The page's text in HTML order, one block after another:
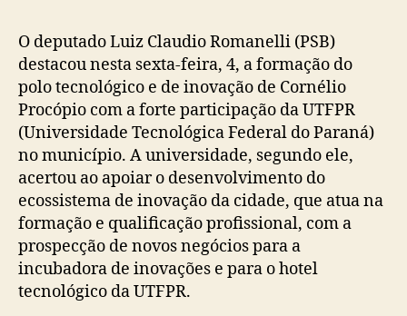
O deputado Luiz Claudio Romanelli (PSB)
destacou nesta sexta-feira, 4, a formação do
polo tecnológico e de inovação de Cornélio
Procópio com a forte participação da UTFPR
(Universidade Tecnológica Federal do Paraná)
no município. A universidade, segundo ele,
acertou ao apoiar o desenvolvimento do
ecossistema de inovação da cidade, que atua na
formação e qualificação profissional, com a
prospecção de novos negócios para a
incubadora de inovações e para o hotel
tecnológico da UTFPR.